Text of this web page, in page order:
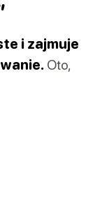
i zajmuje
Oto,